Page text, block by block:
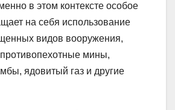
в этом контексте особое
на себя использование
видов вооружения,
мины,
ядовитый газ и другие